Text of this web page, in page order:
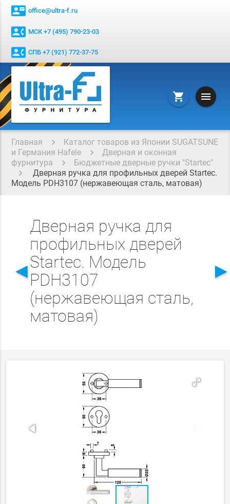
contact_mail office@ultra-f.ru
contact_phone МСК +7 (495) 790-23-03
contact_phone СПБ +7 (921) 772-37-75
shopping_cart menu
Главная
Каталог товаров из Японии SUGATSUNE
и Германия Hafele
Дверная и оконная
фурнитура
Бюджетные дверные ручки "Startec"
Дверная ручка для профильных дверей Startec.
Модель PDH3107 (нержавеющая сталь, матовая)
◄
Дверная ручка для
профильных дверей
Startec. Модель
PDH3107
(нержавеющая сталь,
матовая)